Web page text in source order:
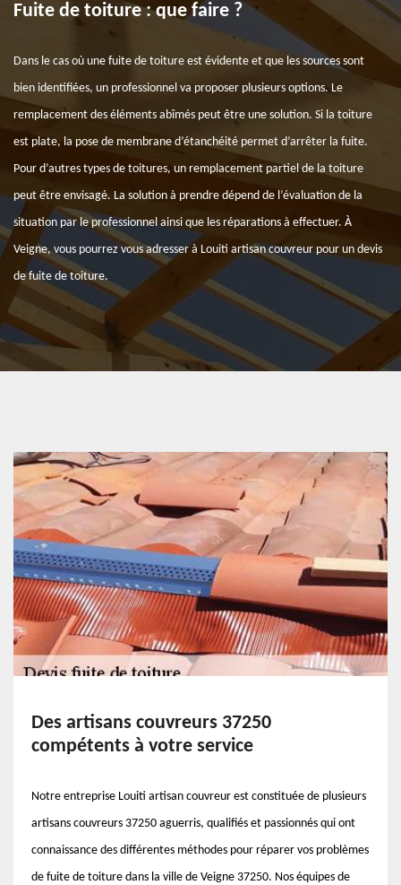
Fuite de toiture : que faire ?
Dans le cas où une fuite de toiture est évidente et que les sources sont
bien identifiées, un professionnel va proposer plusieurs options. Le
remplacement des éléments abîmés peut être une solution. Si la toiture
est plate, la pose de membrane d’étanchéité permet d’arrêter la fuite.
Pour d’autres types de toitures, un remplacement partiel de la toiture
peut être envisagé. La solution à prendre dépend de l’évaluation de la
situation par le professionnel ainsi que les réparations à effectuer. À
Veigne, vous pourrez vous adresser à Louiti artisan couvreur pour un devis
de fuite de toiture.
Des artisans couvreurs 37250
compétents à votre service
Notre entreprise Louiti artisan couvreur est constituée de plusieurs
artisans couvreurs 37250 aguerris, qualifiés et passionnés qui ont
connaissance des différentes méthodes pour réparer vos problèmes
de fuite de toiture dans la ville de Veigne 37250. Nos équipes de